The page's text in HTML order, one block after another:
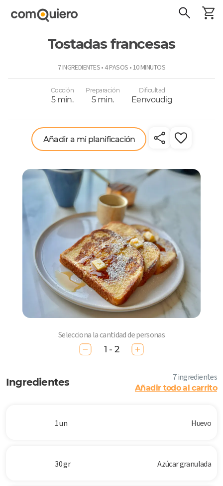
Tostadas francesas
7 INGREDIENTES • 4 PASOS • 10 MINUTOS
Cocción
5 min.
Preparación
5 min.
Dificultad
Eenvoudig
Añadir a mi planificación
Selecciona la cantidad de personas
1 - 2
Ingredientes 7 ingredientes
Añadir todo al carrito
1 un Huevo
30 gr Azúcar granulada